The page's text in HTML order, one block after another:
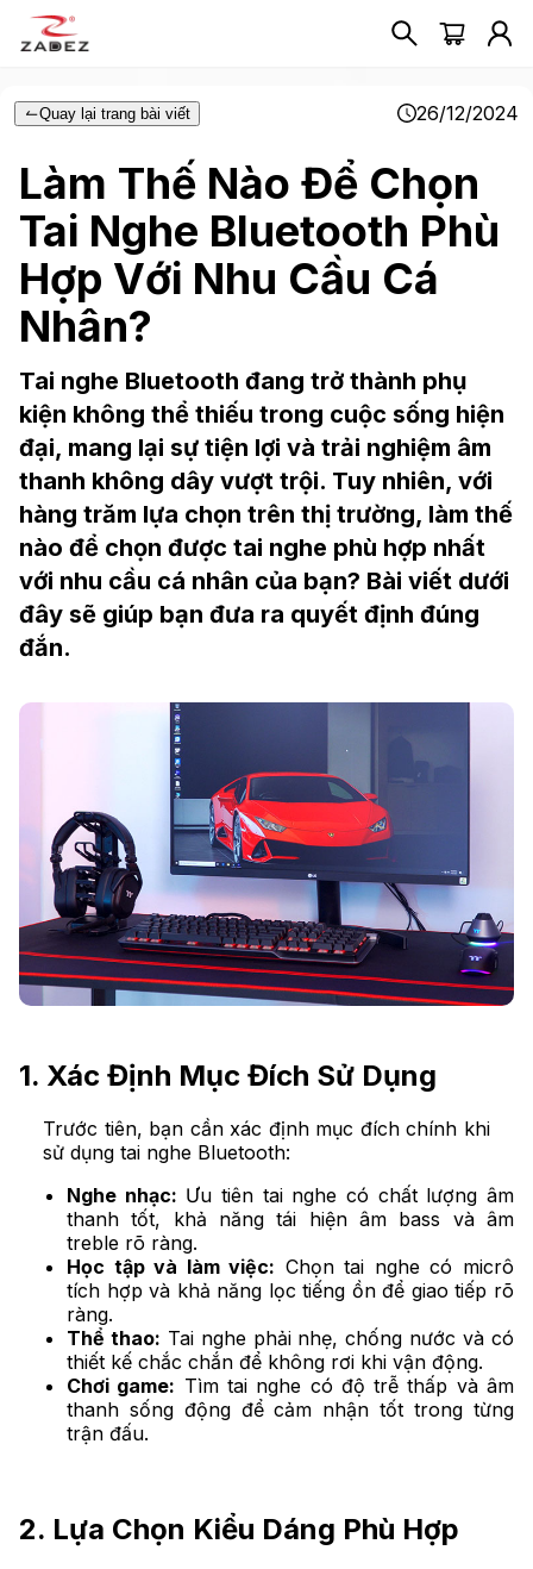
Quay lại trang bài viết 26/12/2024
Làm Thế Nào Để Chọn
Tai Nghe Bluetooth Phù
Hợp Với Nhu Cầu Cá
Nhân?
Tai nghe Bluetooth đang trở thành phụ
kiện không thể thiếu trong cuộc sống hiện
đại, mang lại sự tiện lợi và trải nghiệm âm
thanh không dây vượt trội. Tuy nhiên, với
hàng trăm lựa chọn trên thị trường, làm thế
nào để chọn được tai nghe phù hợp nhất
với nhu cầu cá nhân của bạn? Bài viết dưới
đây sẽ giúp bạn đưa ra quyết định đúng
đắn.
1. Xác Định Mục Đích Sử Dụng
Trước tiên, bạn cần xác định mục đích chính khi
sử dụng tai nghe Bluetooth:
Nghe nhạc: Ưu tiên tai nghe có chất lượng âm
thanh tốt, khả năng tái hiện âm bass và âm
treble rõ ràng.
Học tập và làm việc: Chọn tai nghe có micrô
tích hợp và khả năng lọc tiếng ồn để giao tiếp rõ
ràng.
Thể thao: Tai nghe phải nhẹ, chống nước và có
thiết kế chắc chắn để không rơi khi vận động.
Chơi game: Tìm tai nghe có độ trễ thấp và âm
thanh sống động để cảm nhận tốt trong từng
trận đấu.
2. Lựa Chọn Kiểu Dáng Phù Hợp